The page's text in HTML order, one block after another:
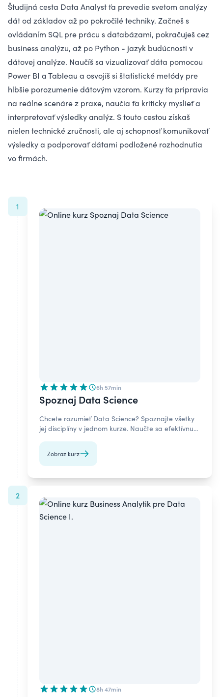
Študijná cesta Data Analyst ťa prevedie svetom analýzy
dát od základov až po pokročilé techniky. Začneš s
ovládaním SQL pre prácu s databázami, pokračuješ cez
business analýzu, až po Python - jazyk budúcnosti v
dátovej analýze. Naučíš sa vizualizovať dáta pomocou
Power BI a Tableau a osvojíš si štatistické metódy pre
hlbšie porozumenie dátovým vzorom. Kurzy ťa pripravia
na reálne scenáre z praxe, naučia ťa kriticky myslieť a
interpretovať výsledky analýz. S touto cestou získaš
nielen technické zručnosti, ale aj schopnosť komunikovať
výsledky a podporovať dátami podložené rozhodnutia
vo firmách.
1
6h 57min
Spoznaj Data Science
Chcete rozumieť Data Science? Spoznajte všetky
jej disciplíny v jednom kurze. Naučte sa efektívnu
Zobraz kurz
2
8h 47min